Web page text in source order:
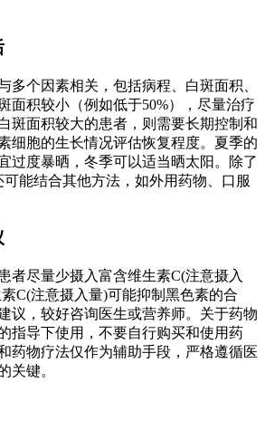
多个因素相关，包括病程、白斑面积、
面积较小（例如低于50%），尽量治疗
斑面积较大的患者，则需要长期控制和
细胞的生长情况评估恢复程度。夏季的
过度暴晒，冬季可以适当晒太阳。除了
能结合其他方法，如外用药物、口服
者尽量少摄入富含维生素C(注意摄入
C(注意摄入量)可能抑制黑色素的合
议，较好咨询医生或营养师。关于药物
指导下使用，不要自行购买和使用药
药物疗法仅作为辅助手段，严格遵循医
关键。